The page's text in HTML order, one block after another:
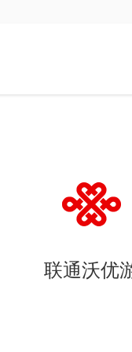
联通沃优